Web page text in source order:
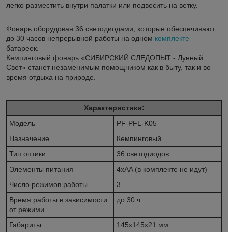
легко разместить внутри палатки или подвесить на ветку.
Фонарь оборудован 36 светодиодами, которые обеспечивают
до 30 часов непрерывной работы на одном комплекте
батареек.
Кемпинговый фонарь «СИБИРСКИЙ СЛЕДОПЫТ - Лунный
Свет» станет незаменимым помощником как в быту, так и во
время отдыха на природе.
Характеристики:
Модель
PF-PFL-K05
Назначение
Кемпинговый
Тип оптики
36 светодиодов
Элементы питания
4xAA (в комплекте не идут)
Число режимов работы
3
Время работы в зависимости
от режими
до 30 ч
Габариты
145x145x21 мм